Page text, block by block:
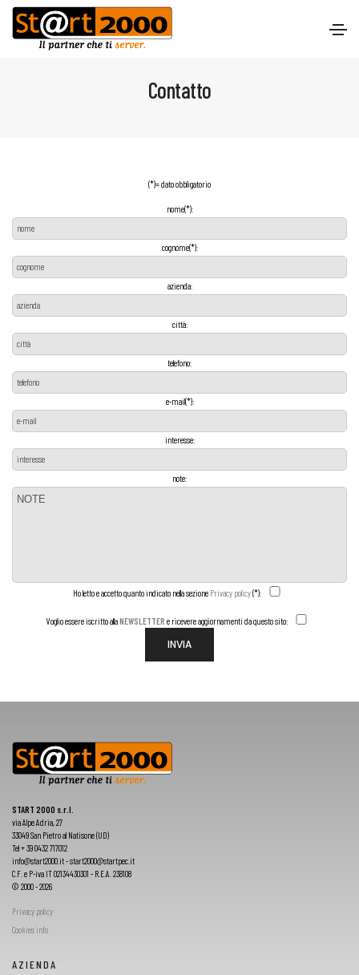
Contatto
(*)= dato obbligatorio
nome(*):
cognome(*):
azienda:
città:
telefono:
e-mail(*):
interesse:
note:
Ho letto e accetto quanto indicato nella sezione Privacy policy(*):
Voglio essere iscritto allaNEWSLETTER e ricevere aggiornamenti da questo sito:
INVIA
START 2000 s.r.l.
via Alpe Adria, 27
33049 San Pietro al Natisone (UD)
Tel + 39 0432 717012
info@start2000.it - start2000@startpec.it
C.F. e P-iva IT 02134430301 - R.E.A. 238108
© 2000 - 2026
Privacy policy
Cookies info
AZIENDA